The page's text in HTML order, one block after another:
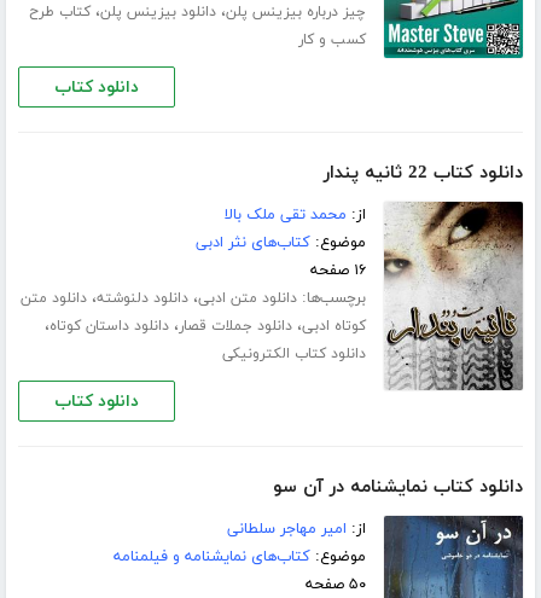
چیز درباره بیزینس پلن،دانلود بیزینس پلن،کتاب طرح
کسب و کار
دانلود کتاب
دانلود کتاب 22 ثانیه پندار
از: محمد تقی ملک بالا
موضوع:کتاب‌های نثر ادبی
۱۶ صفحه
برچسب‌ها:دانلود متن ادبی،دانلود دلنوشته،دانلود متن
کوتاه ادبی،دانلود جملات قصار،دانلود داستان کوتاه،
دانلود کتاب الکترونیکی
دانلود کتاب
دانلود کتاب نمایشنامه در آن سو
از: امیر مهاجر سلطانی
موضوع:کتاب‌های نمایشنامه و فیلمنامه
۵۰ صفحه